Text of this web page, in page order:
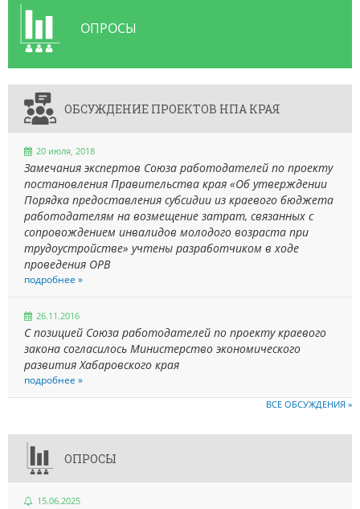
ОПРОСЫ
ОБСУЖДЕНИЕ ПРОЕКТОВ НПА КРАЯ
20 июля, 2018
Замечания экспертов Союза работодателей по проекту
постановления Правительства края «Об утверждении
Порядка предоставления субсидии из краевого бюджета
работодателям на возмещение затрат, связанных с
сопровождением инвалидов молодого возраста при
трудоустройстве» учтены разработчиком в ходе
проведения ОРВ
подробнее »
26.11.2016
С позицией Союза работодателей по проекту краевого
закона согласилось Министерство экономического
развития Хабаровского края
подробнее »
ВСЕ ОБСУЖДЕНИЯ »
ОПРОСЫ
15.06.2025